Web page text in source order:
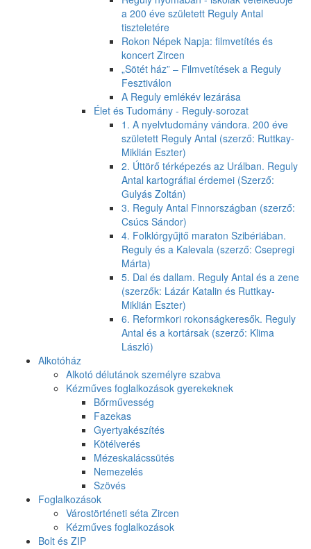
a 200 éve született Reguly Antal
tiszteletére
Rokon Népek Napja: filmvetítés és
koncert Zircen
„Sötét ház” – Filmvetítések a Reguly
Fesztiválon
A Reguly emlékév lezárása
Élet és Tudomány - Reguly-sorozat
1. A nyelvtudomány vándora. 200 éve
született Reguly Antal (szerző: Ruttkay-
Miklián Eszter)
2. Úttörő térképezés az Urálban. Reguly
Antal kartográfiai érdemei (Szerző:
Gulyás Zoltán)
3. Reguly Antal Finnországban (szerző:
Csúcs Sándor)
4. Folklórgyűjtő maraton Szibériában.
Reguly és a Kalevala (szerző: Csepregi
Márta)
5. Dal és dallam. Reguly Antal és a zene
(szerzők: Lázár Katalin és Ruttkay-
Miklián Eszter)
6. Reformkori rokonságkeresők. Reguly
Antal és a kortársak (szerző: Klima
László)
Alkotóház
Alkotó délutánok személyre szabva
Kézműves foglalkozások gyerekeknek
Bőrművesség
Fazekas
Gyertyakészítés
Kötélverés
Mézeskalácssütés
Nemezelés
Szövés
Foglalkozások
Várostörténeti séta Zircen
Kézműves foglalkozások
Bolt és ZIP